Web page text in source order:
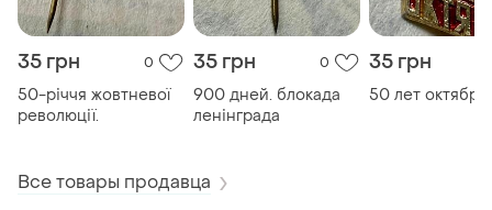
35 грн 0
50-річчя жовтневої
революції.
35 грн 0
900 дней. блокада
ленінграда
35 грн
50 лет октября
Все товары продавца